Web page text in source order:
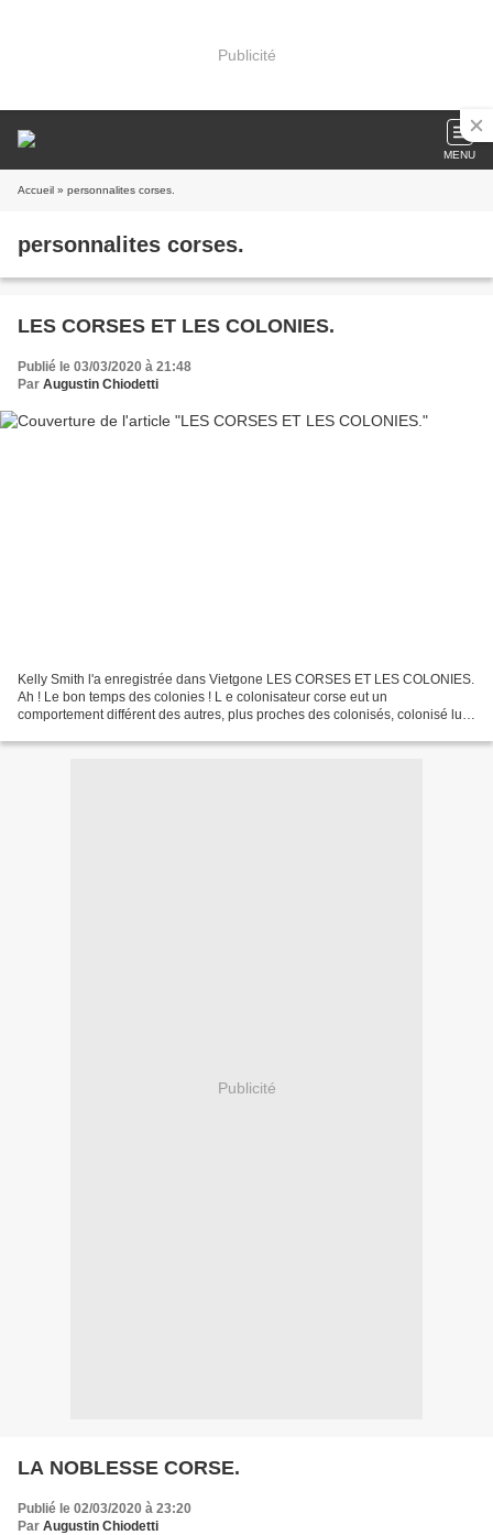
Publicité
MENU
Accueil » personnalites corses.
personnalites corses.
LES CORSES ET LES COLONIES.
Publié le 03/03/2020 à 21:48
Par Augustin Chiodetti
Kelly Smith l'a enregistrée dans Vietgone LES CORSES ET LES COLONIES.
Ah ! Le bon temps des colonies ! L e colonisateur corse eut un
comportement différent des autres, plus proches des colonisés, colonisé lui-
Publicité
LA NOBLESSE CORSE.
Publié le 02/03/2020 à 23:20
Par Augustin Chiodetti